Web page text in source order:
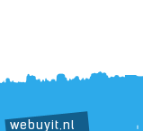
webuyit.nl